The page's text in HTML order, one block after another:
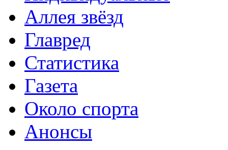
Аллея звёзд
Главред
Статистика
Газета
Около спорта
Анонсы